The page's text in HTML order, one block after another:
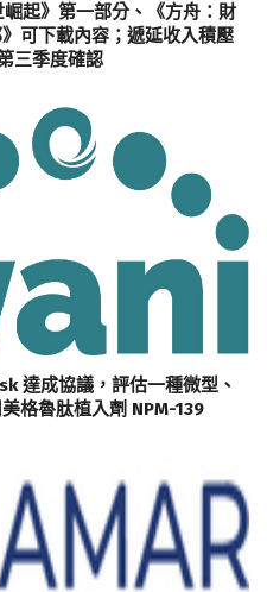
起》第一部分、《方舟：財
可下載內容；遞延收入積壓
三季度確認
達成協議，評估一種微型、
格魯肽植入劑 NPM-139